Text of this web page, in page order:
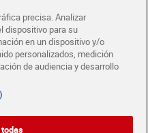
CADA DIA
DIA CORPORATE
precisa. Analizar
dispositivo para su
en un dispositivo y/o
personalizados, medición
de audiencia y desarrollo